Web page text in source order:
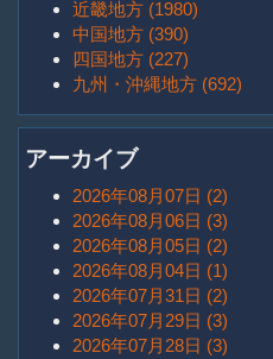
近畿地方 (1980)
中国地方 (390)
四国地方 (227)
九州・沖縄地方 (692)
アーカイブ
2026年08月07日 (2)
2026年08月06日 (3)
2026年08月05日 (2)
2026年08月04日 (1)
2026年07月31日 (2)
2026年07月29日 (3)
2026年07月28日 (3)